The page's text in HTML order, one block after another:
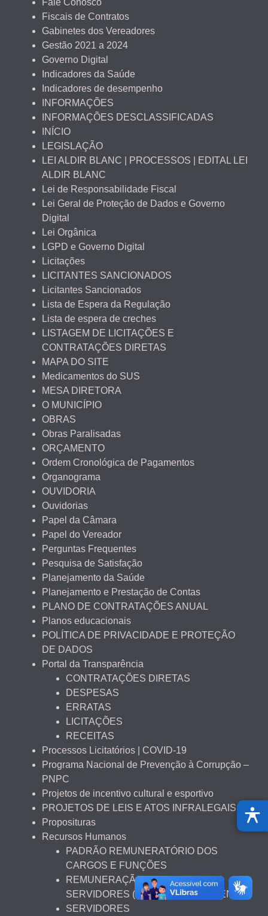
Fale Conosco
Fiscais de Contratos
Gabinetes dos Vereadores
Gestão 2021 a 2024
Governo Digital
Indicadores da Saúde
Indicadores de desempenho
INFORMAÇÕES
INFORMAÇÕES DESCLASSIFICADAS
INÍCIO
LEGISLAÇÃO
LEI ALDIR BLANC | PROCESSOS | EDITAL LEI
ALDIR BLANC
Lei de Responsabilidade Fiscal
Lei Geral de Proteção de Dados e Governo
Digital
Lei Orgânica
LGPD e Governo Digital
Licitações
LICITANTES SANCIONADOS
Licitantes Sancionados
Lista de Espera da Regulação
Lista de espera de creches
LISTAGEM DE LICITAÇÕES E
CONTRATAÇÕES DIRETAS
MAPA DO SITE
Medicamentos do SUS
MESA DIRETORA
O MUNICÍPIO
OBRAS
Obras Paralisadas
ORÇAMENTO
Ordem Cronológica de Pagamentos
Organograma
OUVIDORIA
Ouvidorias
Papel da Câmara
Papel do Vereador
Perguntas Frequentes
Pesquisa de Satisfação
Planejamento da Saúde
Planejamento e Prestação de Contas
PLANO DE CONTRATAÇÕES ANUAL
Planos educacionais
POLÍTICA DE PRIVACIDADE E PROTEÇÃO
DE DADOS
Portal da Transparência
CONTRATAÇÕES DIRETAS
DESPESAS
ERRATAS
LICITAÇÕES
RECEITAS
Processos Licitatórios | COVID-19
Programa Nacional de Prevenção à Corrupção –
PNPC
Projetos de incentivo cultural e esportivo
PROJETOS DE LEIS E ATOS INFRALEGAIS
Proposituras
Recursos Humanos
PADRÃO REMUNERATÓRIO DOS
CARGOS E FUNÇÕES
REMUNERAÇÃO NOMINAL DOS
SERVIDORES (FOLHA DE PAGAMENTO)
SERVIDORES